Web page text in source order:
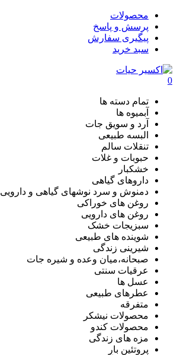
محصولات
پرسش و پاسخ
پیگیری سفارش
سبد خرید
0
تمام دسته ها
آبمیوه ها
آرد و سویق جات
البسه طبیعی
تنقلات سالم
حبوبات و غلات
خشکبار
داروهای گیاهی
دمنوش و سرد نوشهای گیاهی و دارویی
روغن های خوراکی
روغن های دارویی
سبزیجات خشک
شوینده های طبیعی
شیرینی زندگی
صبحانه،میان وعده و شیره جات
عرقیات سنتی
عسل ها
عطرهای طبیعی
متفرقه
محصولات نیشکر
محصولات کندو
مزه های زندگی
پروتئین بار